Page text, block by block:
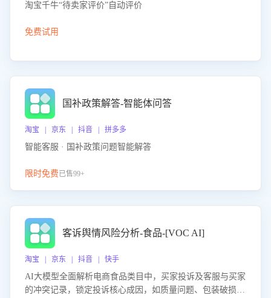
淘宝千牛“待卖家评价”自动评价
免费试用
国补政策解答-智能体问答
淘宝 | 京东 | 抖音 | 拼多多
智能客服 · 国补政策问题智能解答
限时免费已售99+
客诉舆情风险分析-食品-[VOC AI]
淘宝 | 京东 | 抖音 | 快手
AI大模型全面解析电商食品类目中，买家投诉及客服与买家
的冲突记录，锁定投诉核心成因，如质量问题、包装破损